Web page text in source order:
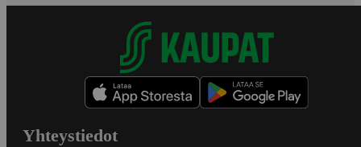
Yhteystiedot